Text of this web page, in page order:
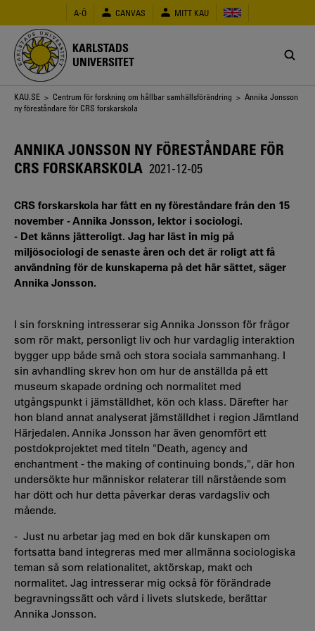
huvudinnehåll
A-Ö CANVAS MITT KAU
KARLSTADS
UNIVERSITET
Länkstig
KAU.SE > Centrum för forskning om hållbar samhällsförändring > Annika Jonsson
ny föreståndare för CRS forskarskola
ANNIKA JONSSON NY FÖRESTÅNDARE FÖR
CRS FORSKARSKOLA 2021-12-05
CRS forskarskola har fått en ny föreståndare från den 15
november - Annika Jonsson, lektor i sociologi.
- Det känns jätteroligt. Jag har läst in mig på
miljösociologi de senaste åren och det är roligt att få
användning för de kunskaperna på det här sättet, säger
Annika Jonsson.
I sin forskning intresserar sig Annika Jonsson för frågor
som rör makt, personligt liv och hur vardaglig interaktion
bygger upp både små och stora sociala sammanhang. I
sin avhandling skrev hon om hur de anställda på ett
museum skapade ordning och normalitet med
utgångspunkt i jämställdhet, kön och klass. Därefter har
hon bland annat analyserat jämställdhet i region Jämtland
Härjedalen. Annika Jonsson har även genomfört ett
postdokprojektet med titeln "Death, agency and
enchantment - the making of continuing bonds,", där hon
undersökte hur människor relaterar till närstående som
har dött och hur detta påverkar deras vardagsliv och
mående.
- Just nu arbetar jag med en bok där kunskapen om
fortsatta band integreras med mer allmänna sociologiska
teman så som relationalitet, aktörskap, makt och
normalitet. Jag intresserar mig också för förändrade
begravningssätt och vård i livets slutskede, berättar
Annika Jonsson.